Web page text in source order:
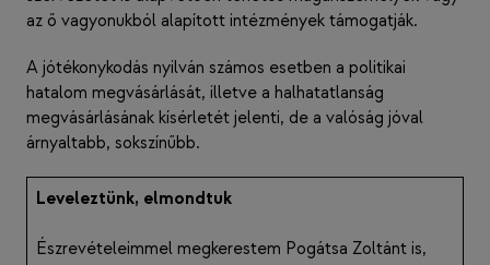
az ő vagyonukból alapított intézmények támogatják.
A jótékonykodás nyilván számos esetben a politikai
hatalom megvásárlását, illetve a halhatatlanság
megvásárlásának kísérletét jelenti, de a valóság jóval
árnyaltabb, sokszínűbb.
Leveleztünk, elmondtuk
Észrevételeimmel megkerestem Pogátsa Zoltánt is,